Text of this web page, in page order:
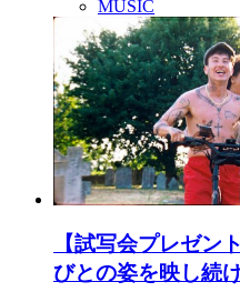
MUSIC
【試写会プレゼン
びとの姿を映し続